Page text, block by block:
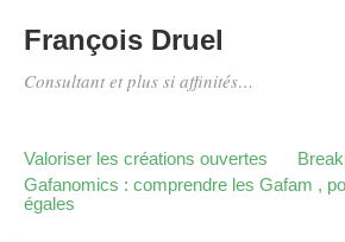
François Druel
Consultant et plus si affinités…
Valoriser les créations ouvertes
Gafanomics : comprendre les Gafam ,
égales